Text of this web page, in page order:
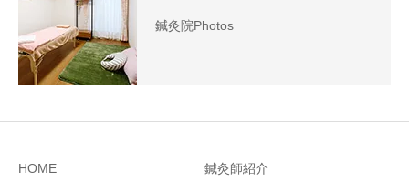
鍼灸院Photos
HOME 鍼灸師紹介